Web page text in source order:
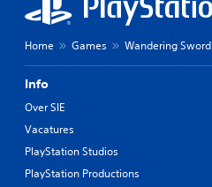
Home Games Wandering Sword
Info
Over SIE
Vacatures
PlayStation Studios
PlayStation Productions